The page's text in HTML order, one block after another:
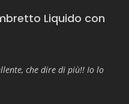
Liquido con
che dire di più!! Io lo